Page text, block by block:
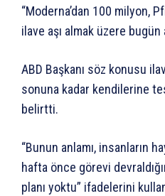
“Moderna’dan 100 milyon,
ilave aşı almak üzere bugün
ABD Başkanı söz konusu
sonuna kadar kendilerine
belirtti.
“Bunun anlamı, insanların
hafta önce görevi
planı yoktu” ifadelerini